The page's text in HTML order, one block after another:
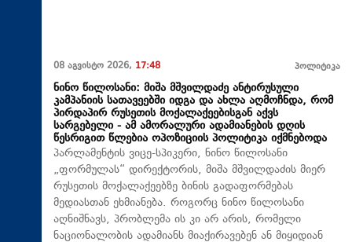
08 აგვისტო 2026, 17:48 პოლიტიკა
ნინო წილოსანი: მიშა მშვილდაძე ანტირუსული
კამპანიის სათავეებში იდგა და ახლა აღმოჩნდა, რომ
პირდაპირ რუსეთის მოქალაქეებისგან აქვს
სარგებელი - ამ ამორალური ადამიანების დღის
წესრიგით წლებია ოპოზიციის პოლიტიკა იქმნებოდა
პარლამენტის ვიცე-სპიკერი, ნინო წილოსანი
„ფორმულას“ დირექტორის, მიშა მშვილდაძის მიერ
რუსეთის მოქალაქეებზე ბინის გადაფორმებას
მედიასთან ეხმიანება. როგორც ნინო წილოსანი
აღნიშნავს, პრობლემა ის კი არ არის, რომელი
ნაციონალობის ადამიანს მიაქირავებენ ან მიყიდიან